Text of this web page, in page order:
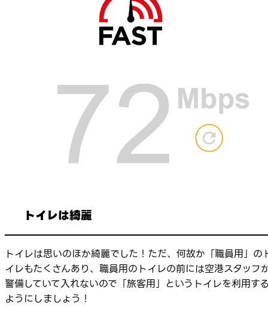
トイレは綺麗
トイレは思いのほか綺麗でした！ただ、何故か「職員用」の
イレもたくさんあり、職員用のトイレの前には空港スタッフ
警備していて入れないので「旅客用」というトイレを利用す
ようにしましょう！